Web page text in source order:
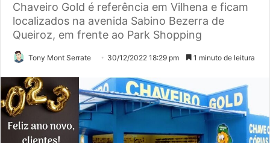
Chaveiro Gold é referência em Vilhena e ficam
localizados na avenida Sabino Bezerra de
Queiroz, em frente ao Park Shopping
Tony Mont Serrate 30/12/2022 18:29 pm 1 minuto de leitura